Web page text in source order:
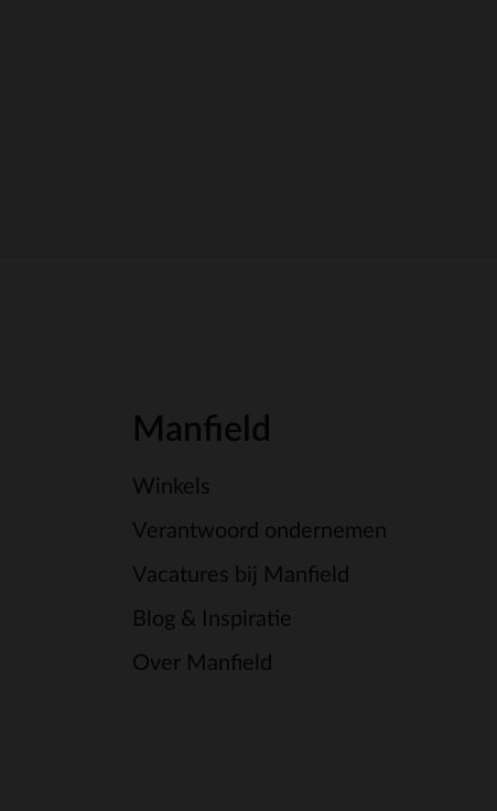
Manfield
Winkels
Verantwoord ondernemen
Vacatures bij Manfield
Blog & Inspiratie
Over Manfield